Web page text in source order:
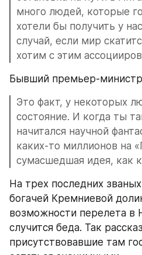
много людей, которые
хотели бы получить у
случай, если мир
хотим с этим
Бывший премьер-министр
Это факт, у некоторых
состояние. И когда ты
начитался научной
каких-то миллионов на
сумасшедшая идея, как
На трех последних
богачей Кремниевой
возможности перелета в
случится беда. Так
присутствовавшие там